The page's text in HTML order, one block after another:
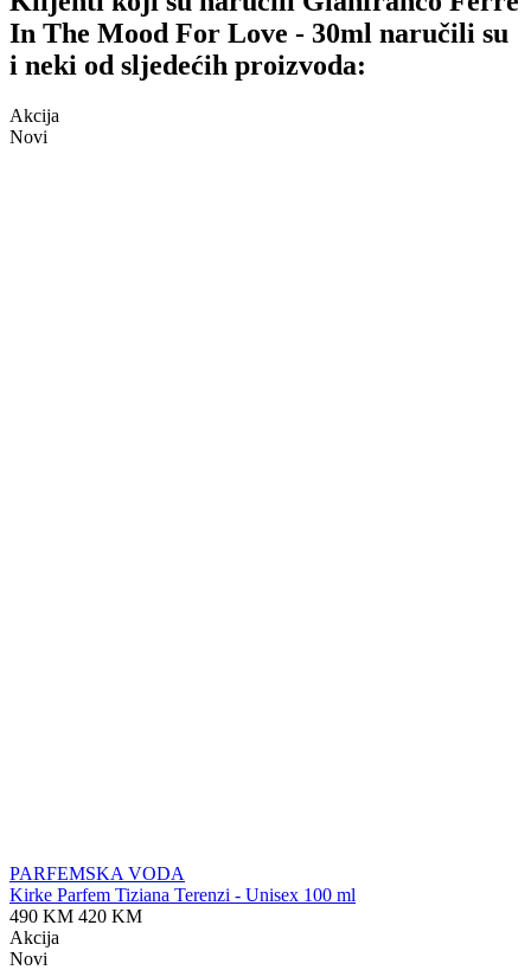
In The Mood For Love - 30ml naručili su
i neki od sljedećih proizvoda:
Akcija
Novi
PARFEMSKA VODA
Kirke Parfem Tiziana Terenzi - Unisex 100 ml
490 KM 420 KM
Akcija
Novi